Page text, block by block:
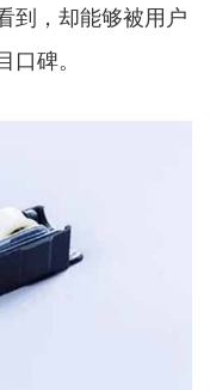
，却能够被用户
口碑。